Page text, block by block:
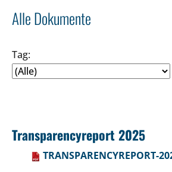
Alle Dokumente
Tag:
Transparencyreport 2025
TRANSPARENCYREPORT-